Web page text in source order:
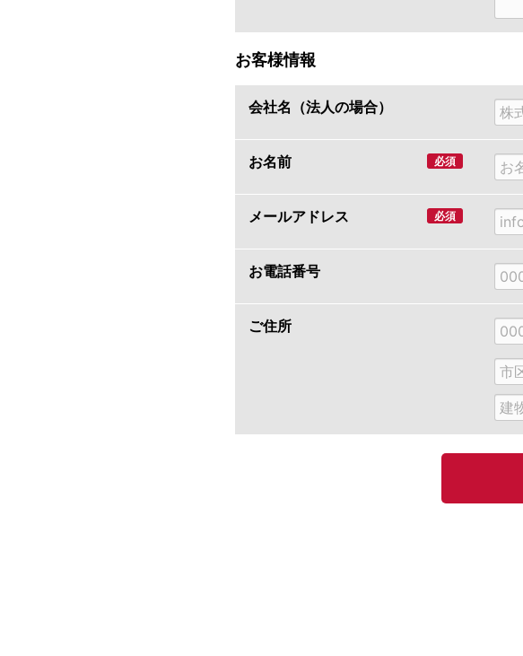
お客様情報
会社名（法人の場合）
お名前 必須
メールアドレス 必須
お電話番号
ご住所
郵
便
番
号
市
区
町
村、
建
物
名